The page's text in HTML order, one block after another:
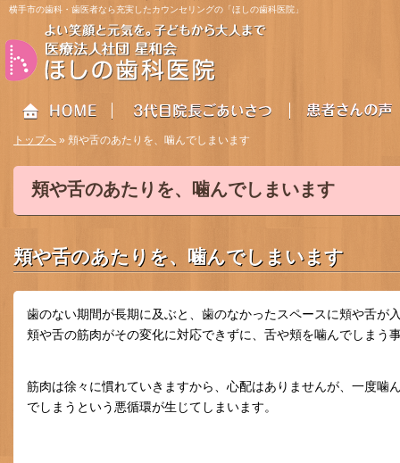
頬や舌のあたりを、噛んでしまいます
横手市の歯科・歯医者なら充実したカウンセリングの「ほしの歯科医院」
トップへ » 頬や舌のあたりを、噛んでしまいます
頬や舌のあたりを、噛んでしまいます
歯のない期間が長期に及ぶと、歯のなかったスペースに頬や舌が
頬や舌の筋肉がその変化に対応できずに、舌や頬を噛んでしまう
筋肉は徐々に慣れていきますから、心配はありませんが、一度噛
でしまうという悪循環が生じてしまいます。
3代目院長ごあいさつ 患者さんの声